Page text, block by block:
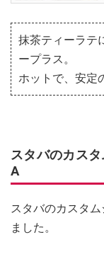
抹茶ティーラテ
ープラス。
ホットで、安定
スタバのカス
A
スタバのカスタ
ました。